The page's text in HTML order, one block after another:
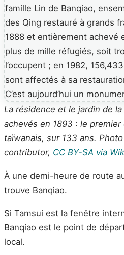
La résidence et le jardin de
achevés en 1893 : le
taïwanais, sur 133 ans.
contributor, CC BY-SA via
À une demi-heure de route
trouve Banqiao.
Si Tamsui est la fenêtre
Banqiao est le point de
local.